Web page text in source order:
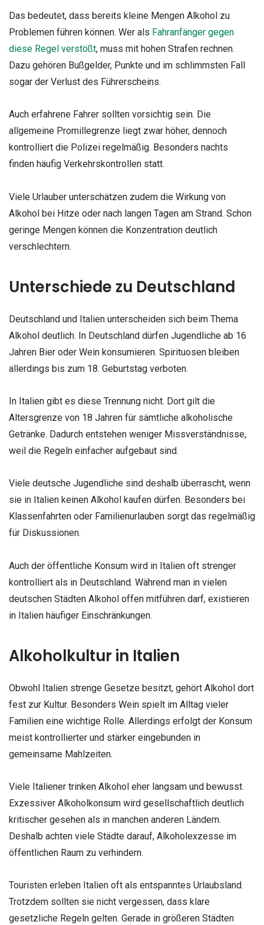
Das bedeutet, dass bereits kleine Mengen Alkohol zu
Problemen führen können. Wer als Fahranfänger gegen
diese Regel verstößt, muss mit hohen Strafen rechnen.
Dazu gehören Bußgelder, Punkte und im schlimmsten Fall
sogar der Verlust des Führerscheins.
Auch erfahrene Fahrer sollten vorsichtig sein. Die
allgemeine Promillegrenze liegt zwar höher, dennoch
kontrolliert die Polizei regelmäßig. Besonders nachts
finden häufig Verkehrskontrollen statt.
Viele Urlauber unterschätzen zudem die Wirkung von
Alkohol bei Hitze oder nach langen Tagen am Strand. Schon
geringe Mengen können die Konzentration deutlich
verschlechtern.
Unterschiede zu Deutschland
Deutschland und Italien unterscheiden sich beim Thema
Alkohol deutlich. In Deutschland dürfen Jugendliche ab 16
Jahren Bier oder Wein konsumieren. Spirituosen bleiben
allerdings bis zum 18. Geburtstag verboten.
In Italien gibt es diese Trennung nicht. Dort gilt die
Altersgrenze von 18 Jahren für sämtliche alkoholische
Getränke. Dadurch entstehen weniger Missverständnisse,
weil die Regeln einfacher aufgebaut sind.
Viele deutsche Jugendliche sind deshalb überrascht, wenn
sie in Italien keinen Alkohol kaufen dürfen. Besonders bei
Klassenfahrten oder Familienurlauben sorgt das regelmäßig
für Diskussionen.
Auch der öffentliche Konsum wird in Italien oft strenger
kontrolliert als in Deutschland. Während man in vielen
deutschen Städten Alkohol offen mitführen darf, existieren
in Italien häufiger Einschränkungen.
Alkoholkultur in Italien
Obwohl Italien strenge Gesetze besitzt, gehört Alkohol dort
fest zur Kultur. Besonders Wein spielt im Alltag vieler
Familien eine wichtige Rolle. Allerdings erfolgt der Konsum
meist kontrollierter und stärker eingebunden in
gemeinsame Mahlzeiten.
Viele Italiener trinken Alkohol eher langsam und bewusst.
Exzessiver Alkoholkonsum wird gesellschaftlich deutlich
kritischer gesehen als in manchen anderen Ländern.
Deshalb achten viele Städte darauf, Alkoholexzesse im
öffentlichen Raum zu verhindern.
Touristen erleben Italien oft als entspanntes Urlaubsland.
Trotzdem sollten sie nicht vergessen, dass klare
gesetzliche Regeln gelten. Gerade in größeren Städten